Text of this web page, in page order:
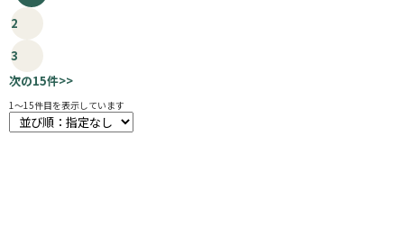
2
3
次の15件>>
1～15件目を表示しています